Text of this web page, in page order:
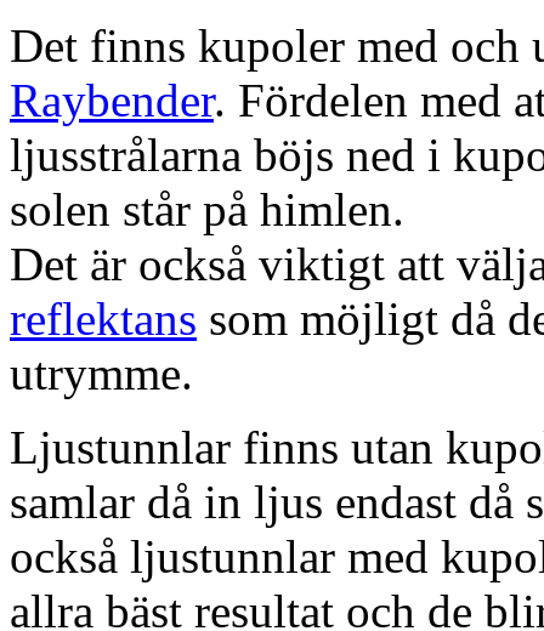
Det finns kupoler med och
Raybender. Fördelen med
ljusstrålarna böjs ned i
solen står på himlen.
Det är också viktigt att
reflektans som möjligt då
utrymme.
Ljustunnlar finns utan
samlar då in ljus endast då
också ljustunnlar med
allra bäst resultat och de